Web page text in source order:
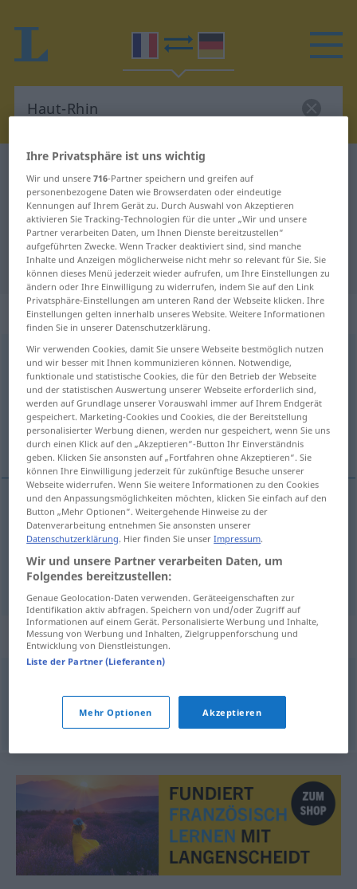
Französisch-Deutsch Übersetzung
für "Haut-Rhin"
"Haut-Rhin" Deutsch Übersetzung
„Haut-Rhin“: masculin
Haut-Rhinm
Übersicht aller Übersetzungen
(Für mehr Details die Übersetzung anklicken/antippen)
das Oberelsass
Beispiele
le Haut-Rhin
das Oberelsass
Beispielsätze für "Haut-Rhin"
DepartementCantal, Haut-Rhinetc
Ihre Privatsphäre ist uns wichtig
Wir und unsere716-Partner speichern und greifen auf
personenbezogene Daten wie Browserdaten oder eindeutige
Kennungen auf Ihrem Gerät zu. Durch Auswahl von Akzeptieren
aktivieren Sie Tracking-Technologien für die unter „Wir und unsere
Partner verarbeiten Daten, um Ihnen Dienste bereitzustellen“
aufgeführten Zwecke. Wenn Tracker deaktiviert sind, sind manche
Inhalte und Anzeigen möglicherweise nicht mehr so relevant für Sie. Sie
können dieses Menü jederzeit wieder aufrufen, um Ihre Einstellungen zu
ändern oder Ihre Einwilligung zu widerrufen, indem Sie auf den Link
Privatsphäre-Einstellungen am unteren Rand der Webseite klicken. Ihre
Einstellungen gelten innerhalb unseres Website. Weitere Informationen
finden Sie in unserer Datenschutzerklärung.
Wir verwenden Cookies, damit Sie unsere Webseite bestmöglich nutzen
und wir besser mit Ihnen kommunizieren können. Notwendige,
funktionale und statistische Cookies, die für den Betrieb der Webseite
und der statistischen Auswertung unserer Webseite erforderlich sind,
werden auf Grundlage unserer Vorauswahl immer auf Ihrem Endgerät
gespeichert. Marketing-Cookies und Cookies, die der Bereitstellung
personalisierter Werbung dienen, werden nur gespeichert, wenn Sie uns
durch einen Klick auf den „Akzeptieren“-Button Ihr Einverständnis
geben. Klicken Sie ansonsten auf „Fortfahren ohne Akzeptieren“. Sie
können Ihre Einwilligung jederzeit für zukünftige Besuche unserer
Webseite widerrufen. Wenn Sie weitere Informationen zu den Cookies
und den Anpassungsmöglichkeiten möchten, klicken Sie einfach auf den
Button „Mehr Optionen“. Weitergehende Hinweise zu der
Datenverarbeitung entnehmen Sie ansonsten unserer
Datenschutzerklärung. Hier finden Sie unserImpressum.
Wir und unsere Partner verarbeiten Daten, um
Folgendes bereitzustellen:
Genaue Geolocation-Daten verwenden. Geräteeigenschaften zur
Identifikation aktiv abfragen. Speichern von und/oder Zugriff auf
Informationen auf einem Gerät. Personalisierte Werbung und Inhalte,
Messung von Werbung und Inhalten, Zielgruppenforschung und
Entwicklung von Dienstleistungen.
Liste der Partner (Lieferanten)
Mehr Optionen Akzeptieren